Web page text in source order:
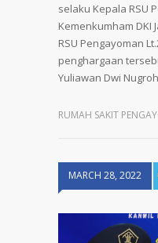
selaku Kepala RSU
Kemenkumham DKI
RSU Pengayoman
penghargaan
Yuliawan Dwi
RUMAH SAKIT
MARCH 28, 2022